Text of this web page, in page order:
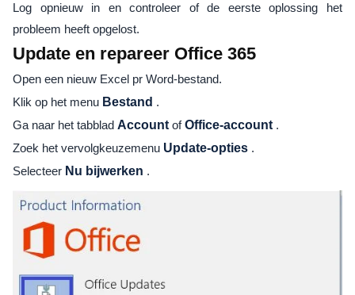
Log opnieuw in en controleer of de eerste oplossing het
probleem heeft opgelost.
Update en repareer Office 365
Open een nieuw Excel pr Word-bestand.
Klik op het menu Bestand .
Ga naar het tabblad Account ofOffice-account .
Zoek het vervolgkeuzemenu Update-opties .
Selecteer Nu bijwerken .